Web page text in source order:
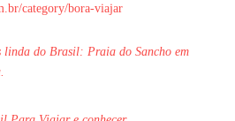
category/bora-viajar
linda do Brasil: Praia do Sancho em